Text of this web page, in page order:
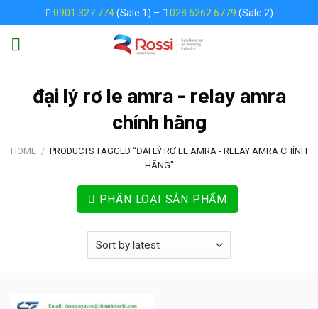
to
content
0901 327 774(Sale 1) – 028 6262 6779 (Sale 2)
đại lý rơ le amra - relay amra
chính hãng
HOME / PRODUCTS TAGGED “ĐẠI LÝ RƠ LE AMRA - RELAY AMRA CHÍNH
HÃNG”
PHÂN LOẠI SẢN PHẨM